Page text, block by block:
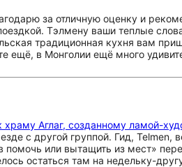
за отличную оценку и
Тэлмену ваши теплые
традиционная кухня вам
ещё, в Монголии ещё много
храму Аглаг, созданному ламой-
с другой группой. Гид, Telmen,
помочь или вытащить из мест»
остаться там на недельку-